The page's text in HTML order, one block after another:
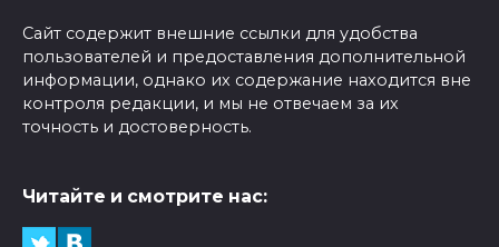
Сайт содержит внешние ссылки для удобства
пользователей и предоставления дополнительной
информации, однако их содержание находится вне
контроля редакции, и мы не отвечаем за их
точность и достоверность.
Читайте и смотрите нас: